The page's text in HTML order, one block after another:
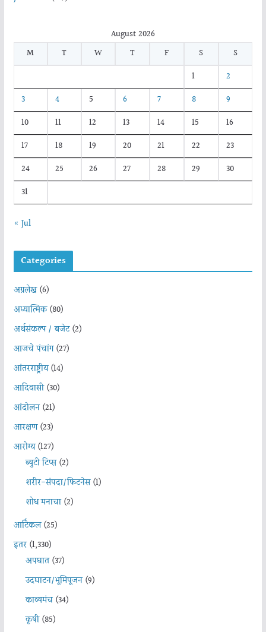
August 2026
M
T W T F S
S
1
2
3
4 5 6 7 8
9
10
11 12 13 14 15
16
17
18 19 20 21 22
23
24
25 26 27 28 29
30
31
« Jul
Categories
अग्रलेख(6)
अध्यात्मिक(80)
अर्थसंकल्प / बजेट(2)
आजचे पंचांग(27)
आंतरराष्ट्रीय(14)
आदिवासी(30)
आंदोलन(21)
आरक्षण(23)
आरोग्य(127)
ब्युटी टिप्स(2)
शरीर-संपदा/फिटनेस(1)
शोध मनाचा(2)
आर्टिकल(25)
इतर(1,330)
अपघात(37)
उदघाटन/भूमिपूजन(9)
काव्यमंच(34)
कृषी(85)